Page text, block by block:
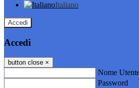
Italiano
Accedi
Accedi
button close ×
Nome
Password